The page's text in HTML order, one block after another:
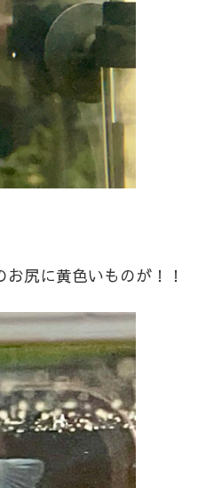
尻に黄色いものが！！